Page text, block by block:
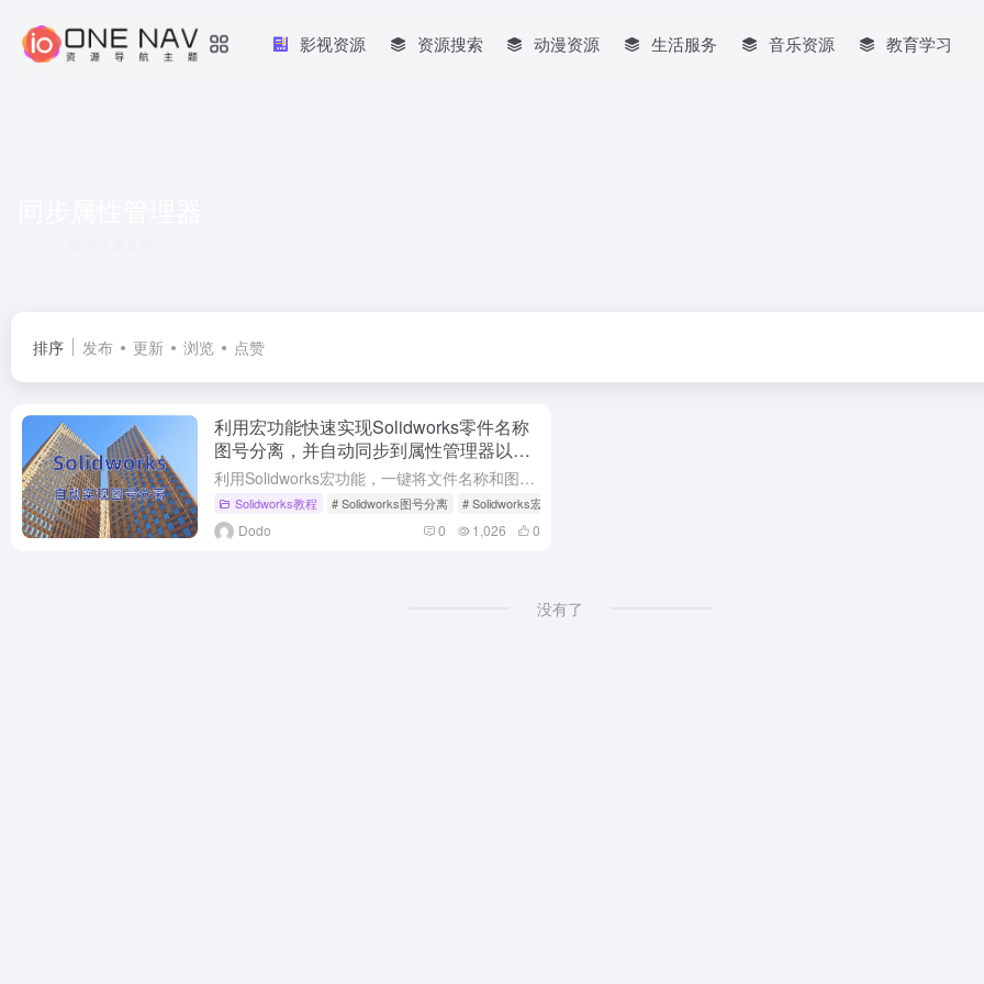
影视资源 资源搜索 动漫资源 生活服务 音乐资源 教育学习
排序 发布 更新 浏览 点赞
利用宏功能快速实现Solidworks零件名称
图号分离，并自动同步到属性管理器以及
工程图
利用Solidworks宏功能，一键将文件名称和图号分离，并自动填入到属性管理器中，实现文件名称-属性管理器-工程图的快速自动同步。
Solidworks教程 # Solidworks图号分离 # Solidworks宏
Dodo 0 1,026 0
没有了